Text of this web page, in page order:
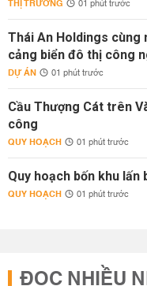
THỊ TRƯỜNG 01 phút trước
Thái An Holdings cùng
cảng biển đô thị công
DỰ ÁN 01 phút trước
Cầu Thượng Cát trên
công
QUY HOẠCH 01 phút trước
Quy hoạch bốn khu lấn
QUY HOẠCH 01 phút trước